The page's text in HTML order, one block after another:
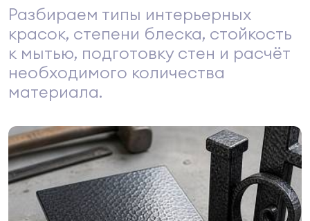
Разбираем типы интерьерных
красок, степени блеска, стойкость
к мытью, подготовку стен и расчёт
необходимого количества
материала.